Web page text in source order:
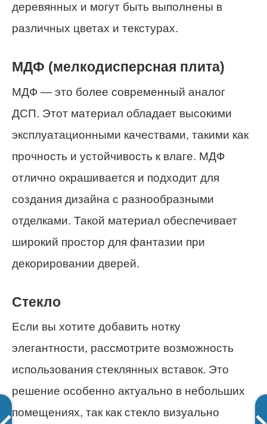
деревянных и могут быть выполнены в
различных цветах и текстурах.
МДФ (мелкодисперсная плита)
МДФ — это более современный аналог
ДСП. Этот материал обладает высокими
эксплуатационными качествами, такими как
прочность и устойчивость к влаге. МДФ
отлично окрашивается и подходит для
создания дизайна с разнообразными
отделками. Такой материал обеспечивает
широкий простор для фантазии при
декорировании дверей.
Стекло
Если вы хотите добавить нотку
элегантности, рассмотрите возможность
использования стеклянных вставок. Это
решение особенно актуально в небольших
помещениях, так как стекло визуально